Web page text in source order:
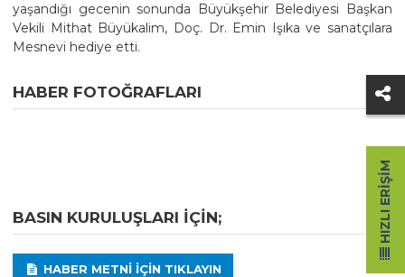
yaşandığı gecenin sonunda Büyükşehir Belediyesi Başkan
Vekili Mithat Büyükalim, Doç. Dr. Emin Işıka ve sanatçılara
Mesnevi hediye etti.
HABER FOTOĞRAFLARI
BASIN KURULUŞLARI IÇIN;
HABER METNI IÇIN TIKLAYIN
HIZLI ERIŞIM